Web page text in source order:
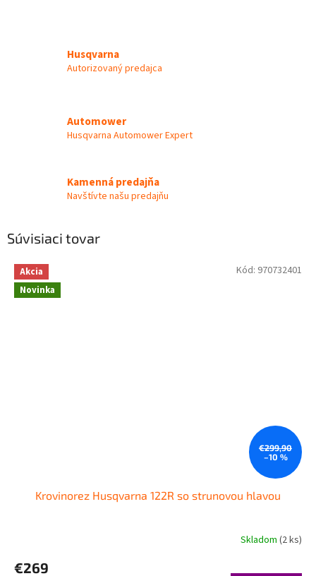
Husqvarna
Autorizovaný predajca
Automower
Husqvarna Automower Expert
Kamenná predajňa
Navštívte našu predajňu
Súvisiaci tovar
Akcia
Novinka
€299,90
–10 %
Krovinorez Husqvarna 122R so strunovou hlavou
Skladom (2 ks)
€269
Kód: 970732401